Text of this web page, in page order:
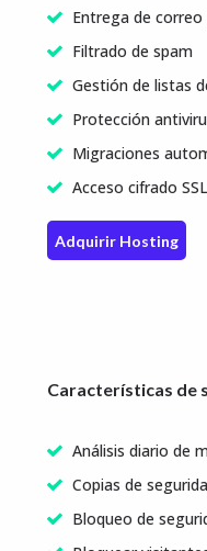
Entrega de
Filtrado de spam
Gestión de listas
Protección
Migraciones
Acceso cifrado
Adquirir Hosting
Características de
Análisis diario de
Copias de
Bloqueo de